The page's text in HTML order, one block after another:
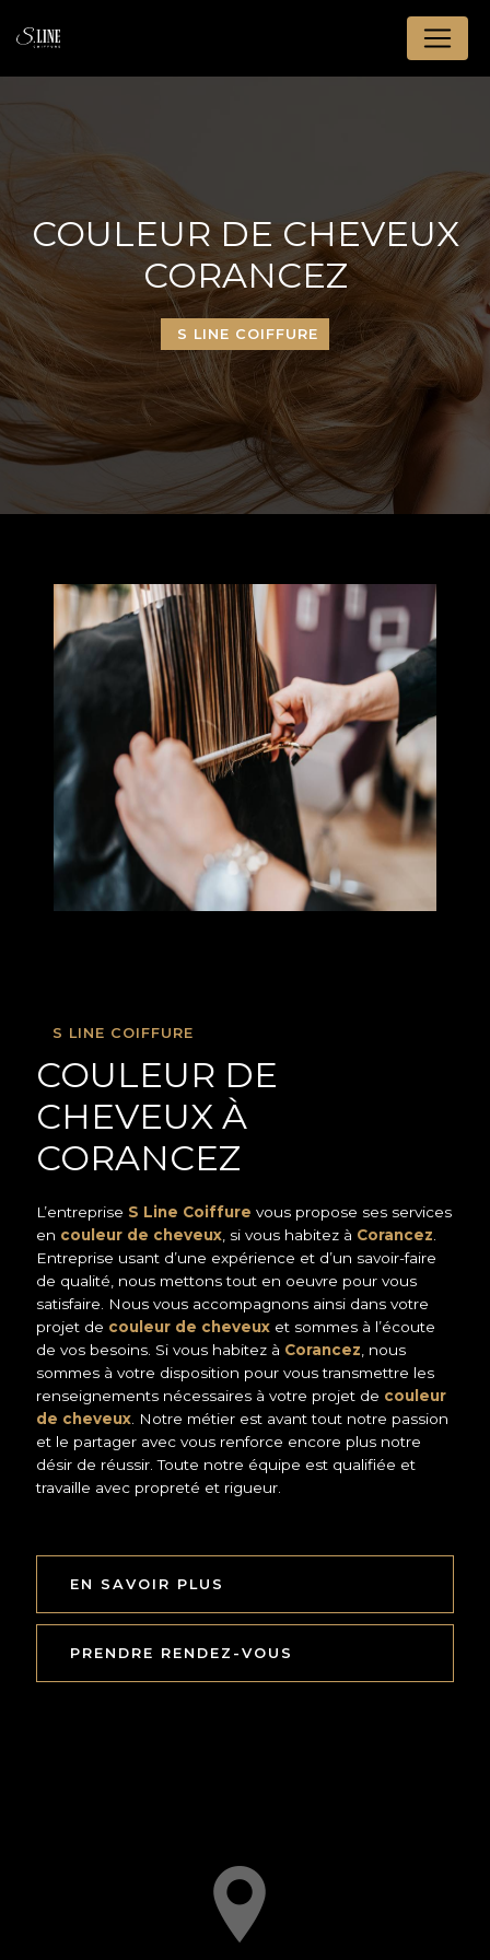
COULEUR DE CHEVEUX
CORANCEZ
S LINE COIFFURE
S LINE COIFFURE
COULEUR DE
CHEVEUX À
CORANCEZ
L’entreprise S Line Coiffure vous propose ses services
en couleur de cheveux , si vous habitez à Corancez
Entreprise usant d’une expérience et d’un savoir-faire
de qualité, nous mettons tout en oeuvre pour vous
satisfaire. Nous vous accompagnons ainsi dans votre
projet de couleur de cheveux et sommes à l’écoute
de vos besoins. Si vous habitez à Corancez , nous
sommes à votre disposition pour vous transmettre les
renseignements nécessaires à votre projet de couleur
de cheveux . Notre métier est avant tout notre passion
et le partager avec vous renforce encore plus notre
désir de réussir. Toute notre équipe est qualifiée et
travaille avec propreté et rigueur.
EN SAVOIR PLUS
PRENDRE RENDEZ-VOUS